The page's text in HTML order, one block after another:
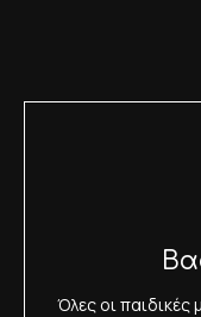
Όλες οι παιδικές